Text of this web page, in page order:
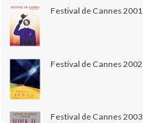
Festival de Cannes 2001
Festival de Cannes 2002
Festival de Cannes 2003